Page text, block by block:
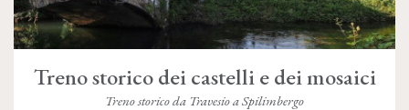
Treno storico dei castelli e dei mosaici
Treno storico da Travesio a Spilimbergo